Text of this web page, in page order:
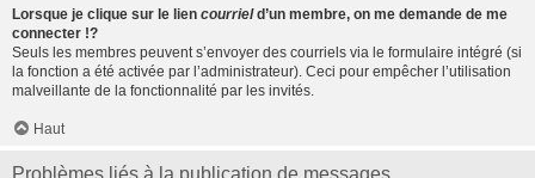
Lorsque je clique sur le lien courrield’un membre, on me demande de me
connecter !?
Seuls les membres peuvent s’envoyer des courriels via le formulaire intégré (si
la fonction a été activée par l’administrateur). Ceci pour empêcher l’utilisation
malveillante de la fonctionnalité par les invités.
Haut
Problèmes liés à la publication de messages